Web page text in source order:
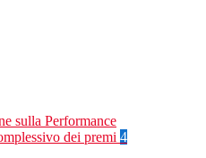
sulla Performance
dei premi 4